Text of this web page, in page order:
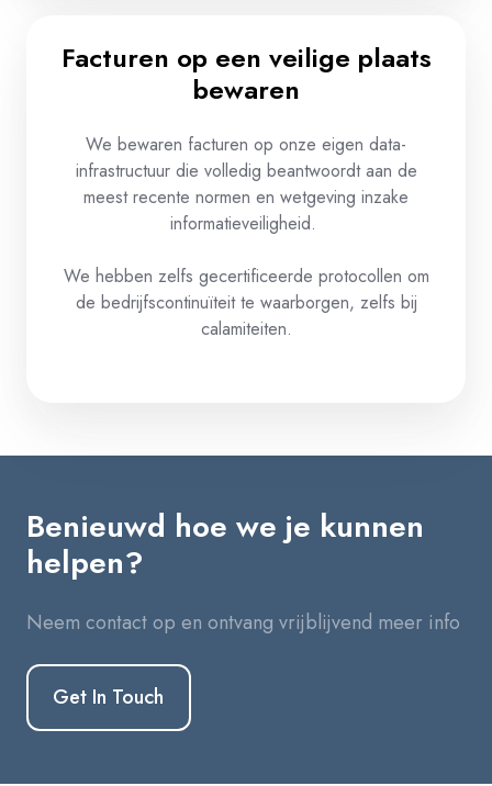
Facturen op een veilige plaats
bewaren​
We bewaren facturen op onze eigen data-
infrastructuurdie volledig beantwoordt aan de
meest recente normen en wetgeving inzake
informatieveiligheid.
We hebben zelfs gecertificeerde protocollen om
de bedrijfscontinuïteit te waarborgen, zelfs bij
calamiteiten.
Benieuwd hoe we je kunnen
helpen?
Neem contact op en ontvang vrijblijvend meer info
Get In Touch